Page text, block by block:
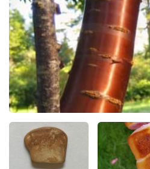
Sex a vztahy
Videa
Sledujte prima+
Přihlášení
Sledujte nás